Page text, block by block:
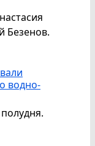
Безенов.
водно-